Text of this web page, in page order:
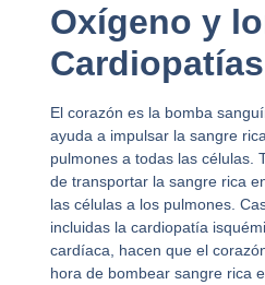
Oxígeno y
Cardiopatías
El corazón es la bomba
ayuda a impulsar la sangre
pulmones a todas las células.
de transportar la sangre rica
las células a los pulmones.
incluidas la cardiopatía
cardíaca, hacen que el
hora de bombear sangre rica